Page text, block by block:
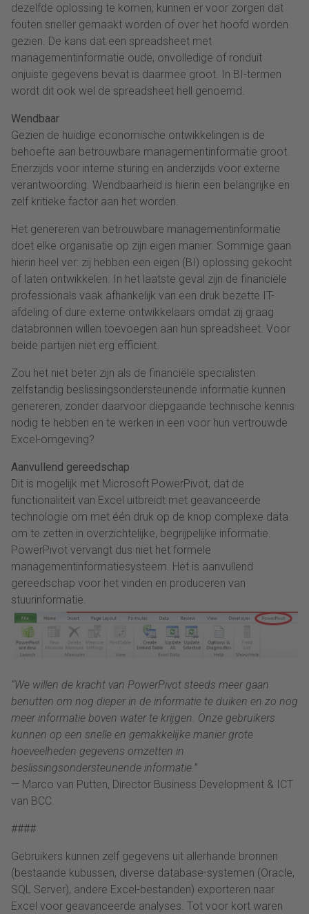
dezelfde oplossing te komen, kunnen er voor zorgen dat
fouten sneller gemaakt worden of over het hoofd worden
gezien. De kans dat een spreadsheet met
managementinformatie oude, onvolledige of ronduit
onjuiste gegevens bevat is daarmee groot. In BI-termen
wordt dit ook wel de spreadsheet hell genoemd.
Wendbaar
Gezien de huidige economische ontwikkelingen is de
behoefte aan betrouwbare managementinformatie groot.
Enerzijds voor interne sturing en anderzijds voor externe
verantwoording. Wendbaarheid is hierin een belangrijke en
zelf kritieke factor aan het worden.
Het genereren van betrouwbare managementinformatie
doet elke organisatie op zijn eigen manier. Sommige gaan
hierin heel ver: zij hebben een eigen (BI) oplossing gekocht
of laten ontwikkelen. In het laatste geval zijn de financiële
professionals vaak afhankelijk van een druk bezette IT-
afdeling of dure externe ontwikkelaars omdat zij graag
databronnen willen toevoegen aan hun spreadsheet. Voor
beide partijen niet erg efficiënt.
Zou het niet beter zijn als de financiële specialisten
zelfstandig beslissingsondersteunende informatie kunnen
genereren, zonder daarvoor diepgaande technische kennis
nodig te hebben en te werken in een voor hun vertrouwde
Excel-omgeving?
Aanvullend gereedschap
Dit is mogelijk met Microsoft PowerPivot, dat de
functionaliteit van Excel uitbreidt met geavanceerde
technologie om met één druk op de knop complexe data
om te zetten in overzichtelijke, begrijpelijke informatie.
PowerPivot vervangt dus niet het formele
managementinformatiesysteem. Het is aanvullend
gereedschap voor het vinden en produceren van
stuurinformatie.
“We willen de kracht van PowerPivot steeds meer gaan
benutten om nog dieper in de informatie te duiken en zo nog
meer informatie boven water te krijgen. Onze gebruikers
kunnen op een snelle en gemakkelijke manier grote
hoeveelheden gegevens omzetten in
beslissingsondersteunende informatie.”
— Marco van Putten, Director Business Development & ICT
van BCC.
####
Gebruikers kunnen zelf gegevens uit allerhande bronnen
(bestaande kubussen, diverse database-systemen (Oracle,
SQL Server), andere Excel-bestanden) exporteren naar
Excel voor geavanceerde analyses. Tot voor kort waren